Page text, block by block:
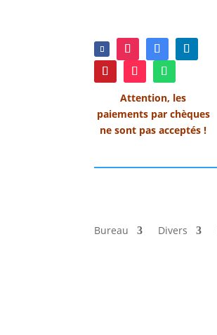
Attention, les
paiements par chèques
ne sont pas acceptés !
Bureau Divers